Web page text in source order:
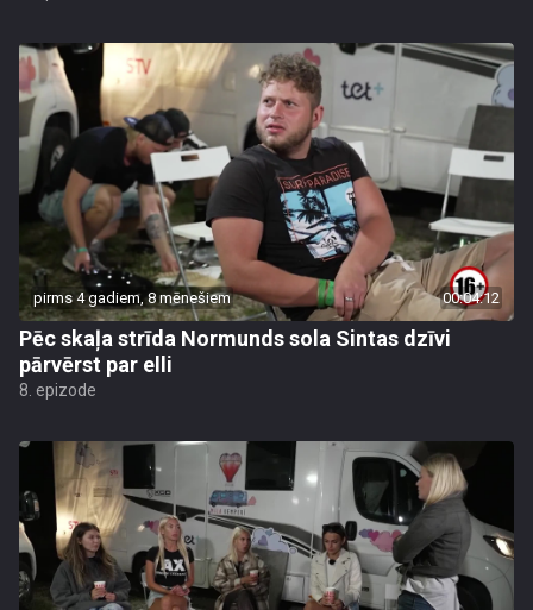
pirms 4 gadiem, 8 mēnešiem 00:04:12
Pēc skaļa strīda Normunds sola Sintas dzīvi
pārvērst par elli
8. epizode